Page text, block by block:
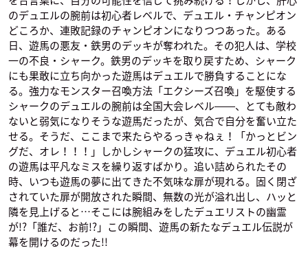
のデュエルの腕前は初心者レベルで、デュエル・チャンピオン
どころか、連敗記録のチャンピオンになりつつあった。ある
日、遊馬の悪友・鉄男のデッキが奪われた。その犯人は、学校
一の不良・シャーク。鉄男のデッキを取り戻すため、シャーク
にも果敢に立ち向かった遊馬はデュエルで勝負することにな
る。強力なモンスター召喚方法「エクシーズ召喚」を駆使する
シャークのデュエルの腕前は全国大会レベル――、とても敵わ
ないと弱気になりそうな遊馬だったが、気合で自分を奮い立た
せる。そうだ、ここまで来たらやるっきゃねぇ！「かっとビン
グだ、オレ！！！」しかしシャークの猛攻に、デュエル初心者
の遊馬は平凡なミスを繰り返すばかり。追い詰められたその
時、いつも遊馬の夢に出てきた不気味な扉が現れる。固く閉ざ
されていた扉が開放された瞬間、無数の光が溢れ出し、ハッと
隣を見上げると…そこには腕組みをしたデュエリストの幽霊
が!?「誰だ、お前!?」この瞬間、遊馬の新たなデュエル伝説が
幕を開けるのだった!!